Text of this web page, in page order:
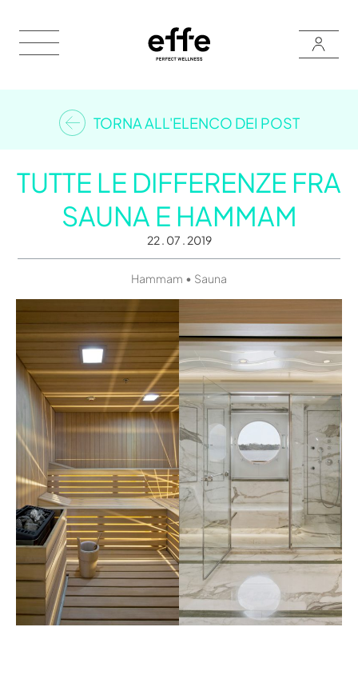
TORNA ALL'ELENCO DEI POST
TUTTE LE DIFFERENZE FRA
SAUNA E HAMMAM
22 . 07 . 2019
Hammam • Sauna